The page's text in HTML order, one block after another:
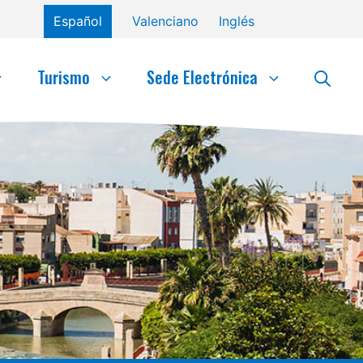
Español Valenciano Inglés
Turismo Sede Electrónica